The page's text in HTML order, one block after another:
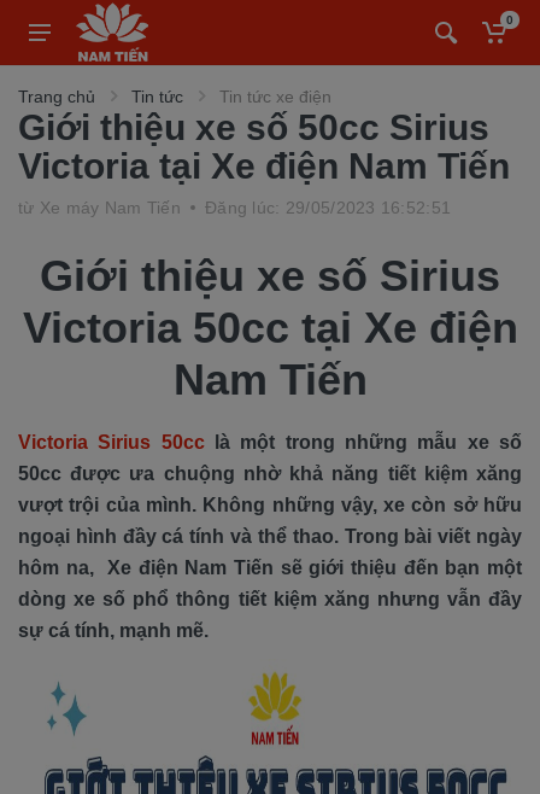
0
Trang chủ Tin tức Tin tức xe điện
Giới thiệu xe số 50cc Sirius
Victoria tại Xe điện Nam Tiến
từ Xe máy Nam Tiến Đăng lúc: 29/05/2023 16:52:51
Giới thiệu xe số Sirius
Victoria 50cc tại Xe điện
Nam Tiến
Victoria Sirius 50cclà một trong những mẫu xe số
50cc được ưa chuộng nhờ khả năng tiết kiệm xăng
vượt trội của mình. Không những vậy, xe còn sở hữu
ngoại hình đầy cá tính và thể thao. Trong bài viết ngày
hôm na, Xe điện Nam Tiến sẽ giới thiệu đến bạn một
dòng xe số phổ thông tiết kiệm xăng nhưng vẫn đầy
sự cá tính, mạnh mẽ.